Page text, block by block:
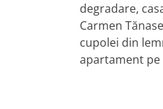
degradare,
Carmen
cupolei din
apartament pe